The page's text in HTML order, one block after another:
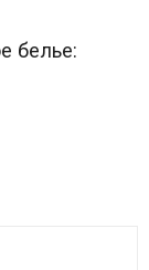
белье: